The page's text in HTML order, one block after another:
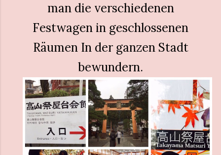
man die verschiedenen
Festwagen in geschlossenen
Räumen In der ganzen Stadt
bewundern.